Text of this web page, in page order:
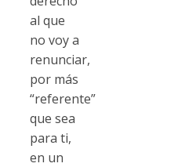
al que
no voy a
renunciar,
por más
“referente”
que sea
para ti,
en un